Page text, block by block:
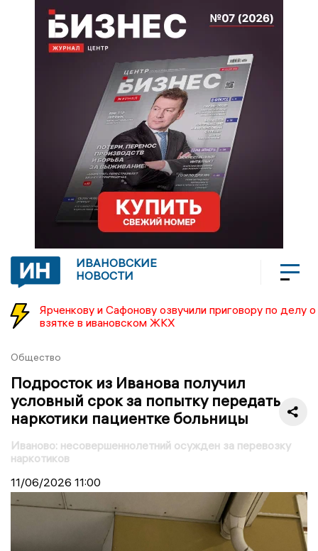
ИВАНОВСКИЕ
НОВОСТИ
Ярченкову и Сафонову озвучили приговору по делу о
взятке в ивановском ЖКХ
Общество
Подросток из Иванова получил
условный срок за попытку передать
наркотики пациентке больницы
Иваново: несовершеннолетний осужден за перевозку
наркотиков
11/06/2026 11:00